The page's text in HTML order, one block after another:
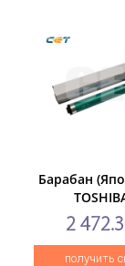
Барабан
Studio205/
(CET),
2
получить